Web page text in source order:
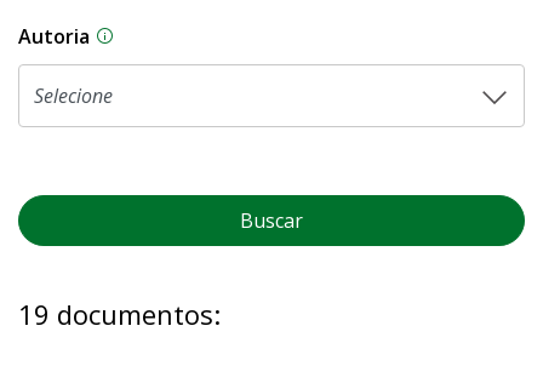
Autoria As proposições legislativas na CLDF podem
Buscar
19 documentos: